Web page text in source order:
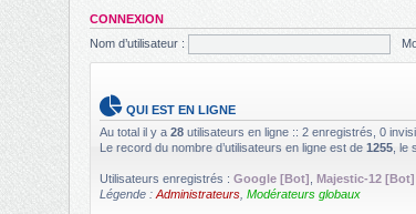
CONNEXION
Nom d’utilisateur :
QUI EST EN LIGNE
Au total il y a 28 utilisateurs en ligne :: 2 enregistrés, 0
Le record du nombre d’utilisateurs en ligne est de 1255 ,
Utilisateurs enregistrés : Google [Bot] Majestic-12 [Bot]
Légende : Administrateurs Modérateurs globaux